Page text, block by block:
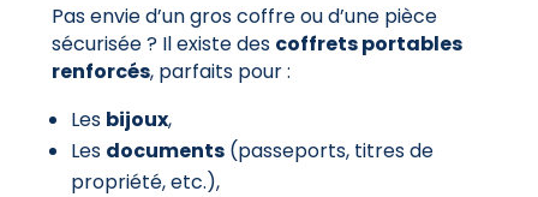
Pas envie d’un gros coffre ou d’une pièce
sécurisée ? Il existe des coffrets portables
renforcés, parfaits pour :
Les bijoux,
Les documents(passeports, titres de
propriété, etc.),